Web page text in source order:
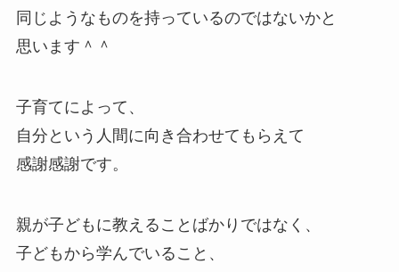
同じようなものを持っているのではないかと
思います＾＾
子育てによって、
自分という人間に向き合わせてもらえて
感謝感謝です。
親が子どもに教えることばかりではなく、
子どもから学んでいること、